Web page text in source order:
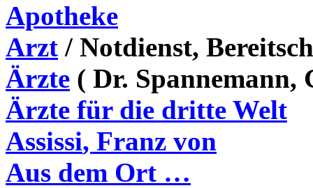
Apotheke
Arzt / Notdienst,
Ärzte ( Dr. Spannemann,
Ärzte für die dritte Welt
Assissi, Franz von
Aus dem Ort …